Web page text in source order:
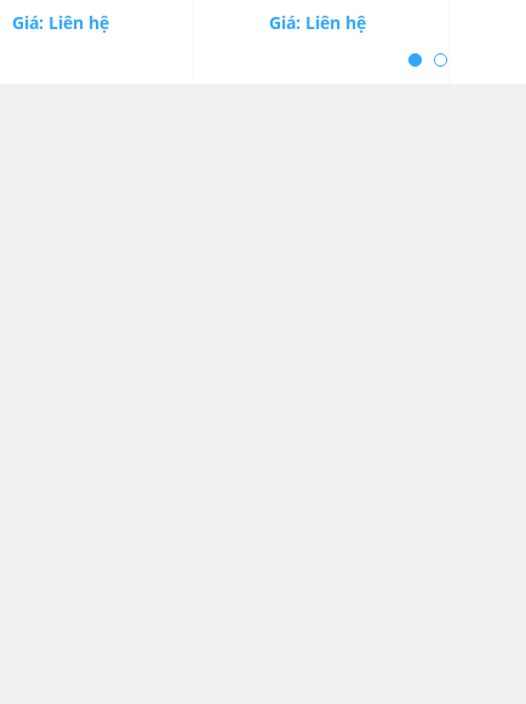
Giá: Liên hệ Giá: Liên hệ